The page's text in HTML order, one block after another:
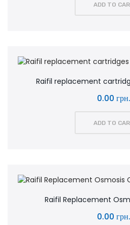
ADD TO
Raifil replacement
0.00 грн.
ADD TO
Raifil Replacement
0.00 грн.